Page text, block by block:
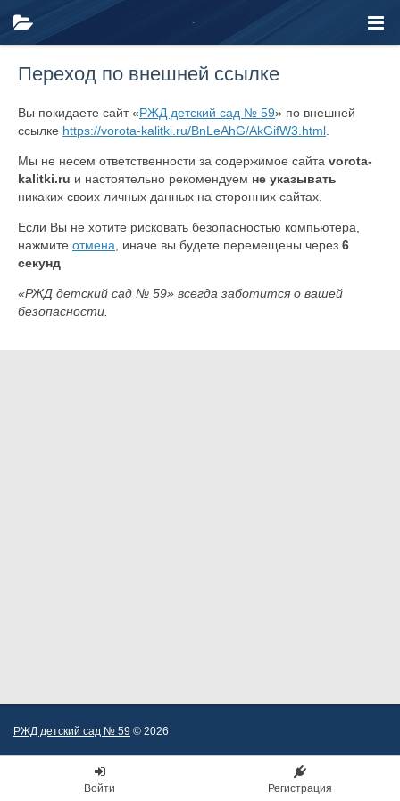
Переход по внешней ссылке
Вы покидаете сайт «РЖД детский сад № 59» по внешней
ссылке https://vorota-kalitki.ru/BnLeAhG/AkGifW3.html
Мы не несем ответственности за содержимое сайта vorota-
kalitki.ru и настоятельно рекомендуем не указывать
никаких своих личных данных на сторонних сайтах.
Если Вы не хотите рисковать безопасностью компьютера,
нажмите отмена , иначе вы будете перемещены через 6
секунд
«РЖД детский сад № 59» всегда заботится о вашей
безопасности.
РЖД детский сад № 59 © 2026
Войти Регистрация